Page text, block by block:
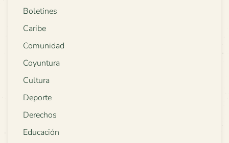
Boletines
Caribe
Comunidad
Coyuntura
Cultura
Deporte
Derechos
Educación